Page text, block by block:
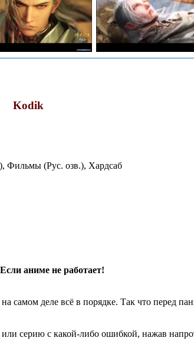
Kodik
Фильмы (Рус. озв.), Хардсаб
аниме не работает!
самом деле всё в порядке. Так что перед
серию с какой-либо ошибкой, нажав